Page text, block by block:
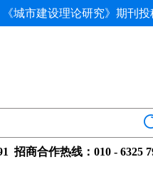
《城市建设理论研究》期刊投
招商合作热线：010-